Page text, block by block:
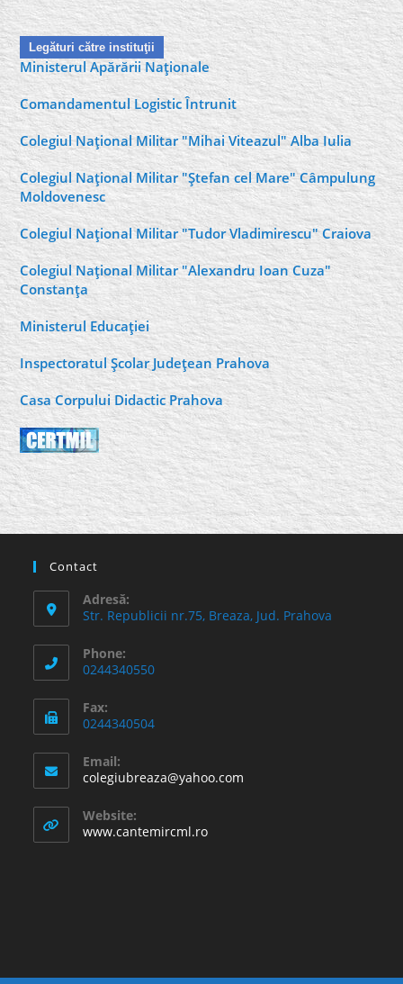
Legături către instituţii
Ministerul Apărării Naţionale
Comandamentul Logistic Întrunit
Colegiul Naţional Militar "Mihai Viteazul" Alba Iulia
Colegiul Naţional Militar "Ştefan cel Mare" Câmpulung
Moldovenesc
Colegiul Naţional Militar "Tudor Vladimirescu" Craiova
Colegiul Naţional Militar "Alexandru Ioan Cuza"
Constanţa
Ministerul Educaţiei
Inspectoratul Şcolar Judeţean Prahova
Casa Corpului Didactic Prahova
Contact
Adresă:
Str. Republicii nr.75, Breaza, Jud. Prahova
Phone:
0244340550
Fax:
0244340504
Email:
colegiubreaza@yahoo.com
Website:
www.cantemircml.ro